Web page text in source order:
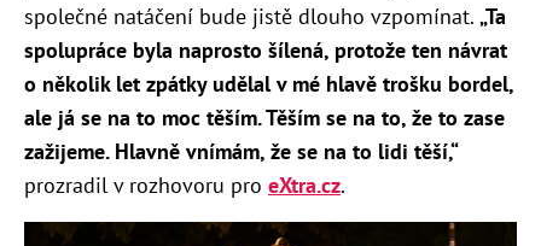
společné natáčení bude jistě dlouho vzpomínat. „Ta
spolupráce byla naprosto šílená, protože ten návrat
o několik let zpátky udělal v mé hlavě trošku bordel,
ale já se na to moc těším. Těším se na to, že to zase
zažijeme. Hlavně vnímám, že se na to lidi těší,“
prozradil v rozhovoru pro eXtra.cz.